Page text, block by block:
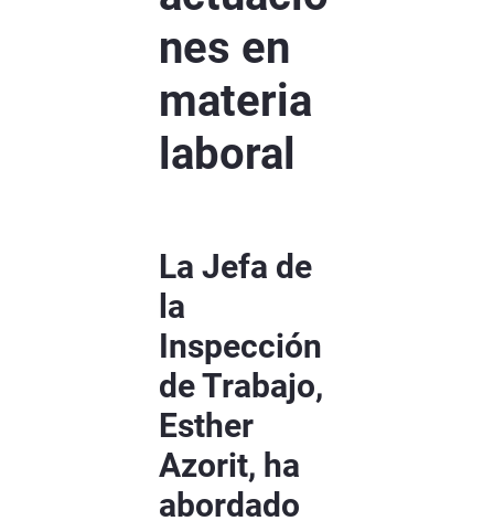
nes en
materia
laboral
La Jefa de
la
Inspección
de Trabajo,
Esther
Azorit, ha
abordado